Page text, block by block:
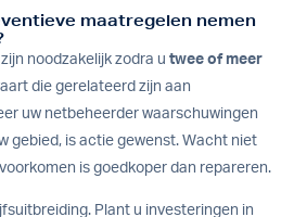
maatregelen nemen
noodzakelijk zodra u twee of meer
die gerelateerd zijn aan
uw netbeheerder waarschuwingen
gebied, is actie gewenst. Wacht niet
is goedkoper dan repareren.
Plant u investeringen in